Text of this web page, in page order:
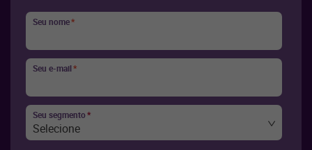
Seu nome*
Seu e-mail*
Seu segmento*
Selecione